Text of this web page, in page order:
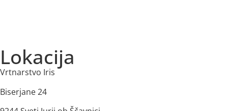
Lokacija
Vrtnarstvo Iris
Biserjane 24